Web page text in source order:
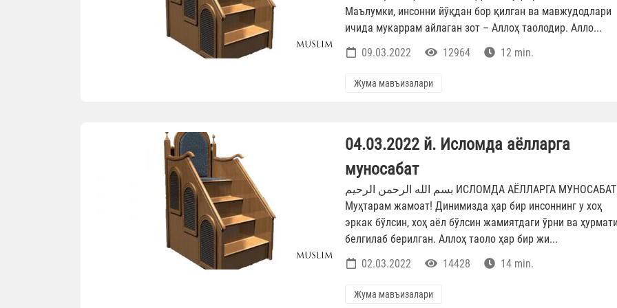
Маълумки, инсонни йўқдан бор қилган ва мавжудодлари
ичида мукаррам айлаган зот – Аллоҳ таолодир. Алло...
09.03.2022
12964 12 min.
Жума мавъизалари
04.03.2022 й. Исломда аёлларга
муносабат
بسم الله الرحمن الرحيم ИСЛОМДА АЁЛЛАРГА МУНОСАБАТ
Муҳтарам жамоат! Динимизда ҳар бир инсоннинг у хоҳ
эркак бўлсин, хоҳ аёл бўлсин жамиятдаги ўрни ва
белгилаб берилган. Аллоҳ таоло ҳар бир жи...
02.03.2022
14428 14 min.
Жума мавъизалари